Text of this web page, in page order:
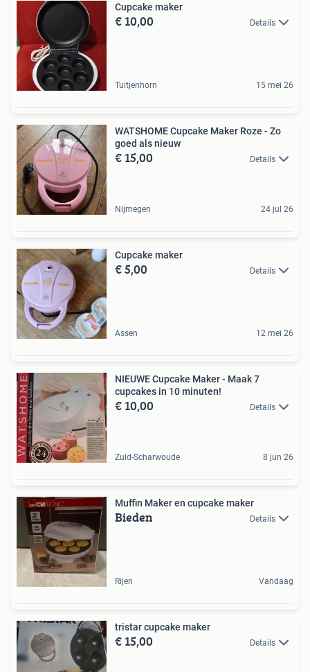
Cupcake maker
€ 10,00 Details
Tuitjenhorn 15 mei 26
WATSHOME Cupcake Maker Roze - Zo
goed als nieuw
€ 15,00 Details
Nijmegen 24 jul 26
Cupcake maker
€ 5,00 Details
Assen 12 mei 26
NIEUWE Cupcake Maker - Maak 7
cupcakes in 10 minuten!
€ 10,00 Details
Zuid-Scharwoude 8 jun 26
Muffin Maker en cupcake maker
Bieden Details
Rijen Vandaag
tristar cupcake maker
€ 15,00 Details